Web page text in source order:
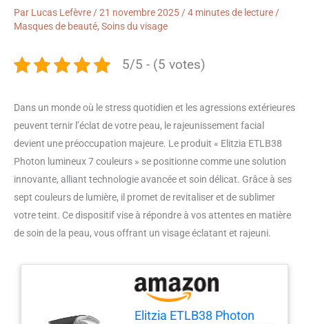
Par Lucas Lefèvre /21 novembre 2025 /4 minutes de lecture /
Masques de beauté, Soins du visage
5/5 - (5 votes)
Dans un monde où le stress quotidien et les agressions extérieures
peuvent ternir l’éclat de votre peau, le rajeunissement facial
devient une préoccupation majeure. Le produit « Elitzia ETLB38
Photon lumineux 7 couleurs » se positionne comme une solution
innovante, alliant technologie avancée et soin délicat. Grâce à ses
sept couleurs de lumière, il promet de revitaliser et de sublimer
votre teint. Ce dispositif vise à répondre à vos attentes en matière
de soin de la peau, vous offrant un visage éclatant et rajeuni.
Elitzia ETLB38 Photon